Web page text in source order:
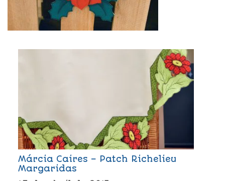
Márcia Caires – Patch Richelieu
Margaridas